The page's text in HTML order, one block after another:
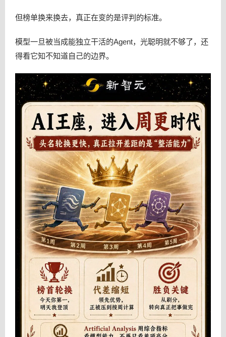
但榜单换来换去，真正在变的是评判的标准。
模型一旦被当成能独立干活的Agent，光聪明就不够了，还
得看它知不知道自己的边界。